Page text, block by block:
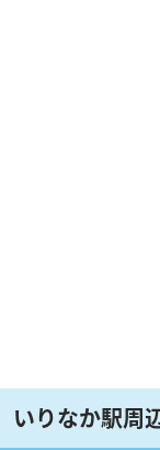
いりなか駅周